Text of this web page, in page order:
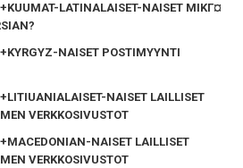
LATINALAISET-NAISET MIKГ¤
NAISET POSTIMYYNTI
NAISET LAILLISET
VERKKOSIVUSTOT
NAISET LAILLISET
VERKKOSIVUSTOT